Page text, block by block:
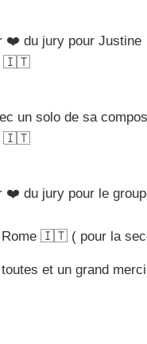
❤️ du jury pour Justine
🇮🇹
un solo de sa
🇮🇹
❤️ du jury pour le
🇮🇹 ( pour la
et un grand